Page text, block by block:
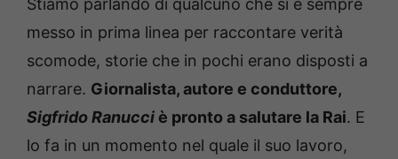
Stiamo parlando di qualcuno che si è sempre
messo in prima linea per raccontare verità
scomode, storie che in pochi erano disposti a
narrare. Giornalista, autore e conduttore,
Sigfrido Ranucci è pronto a salutare la Rai. E
lo fa in un momento nel quale il suo lavoro,